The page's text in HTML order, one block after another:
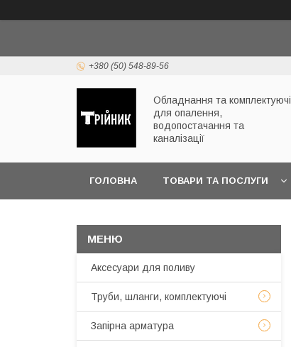
+380 (50) 548-89-56
Обладнання та комплектуючі
для опалення,
водопостачання та
каналізації
ГОЛОВНА ТОВАРИ ТА ПОСЛУГИ
Аксесуари для поливу
Труби, шланги, комплектуючі
Запірна арматура